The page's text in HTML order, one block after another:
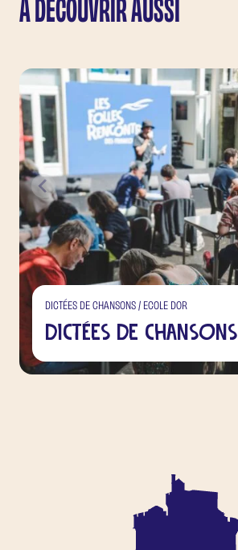
A DÉCOUVRIR AUSSI
DICTÉES DE CHANSONS / ECOLE DOR
Dictées de chansons